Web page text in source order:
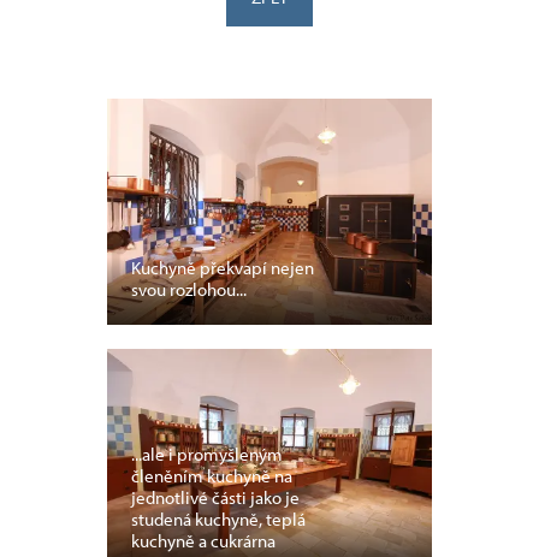
Kuchyně překvapí nejen
svou rozlohou...
...ale i promyšleným
členěním kuchyně na
jednotlivé části jako je
studená kuchyně, teplá
kuchyně a cukrárna